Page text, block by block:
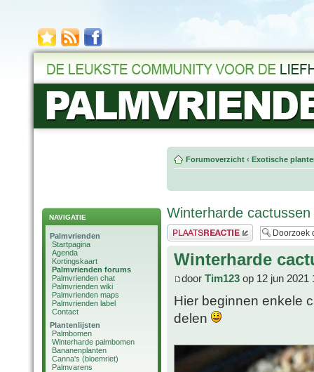
NAVIGATIE
Palmvrienden
Startpagina
Agenda
Kortingskaart
Palmvrienden forums
Palmvrienden chat
Palmvrienden wiki
Palmvrienden maps
Palmvrienden label
Contact
Plantenlijsten
Palmbomen
Winterharde palmbomen
Bananenplanten
Canna's (bloemriet)
Palmvarens
Forumoverzicht ‹ Exotische
Winterharde cactussen
Plaats een reactie
Winterharde
door Tim123 op 12 jun 2021
Hier beginnen enkele
delen